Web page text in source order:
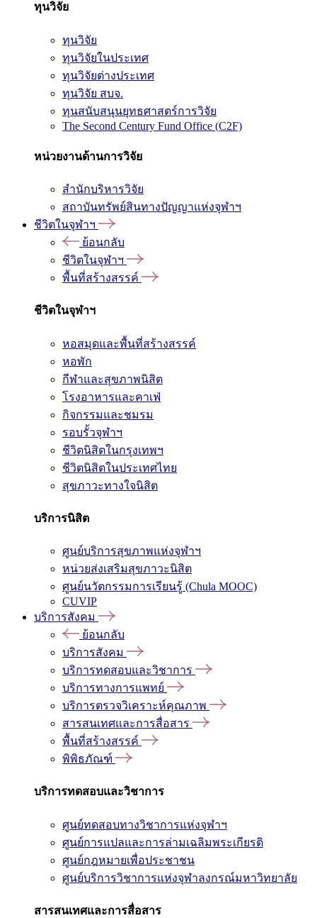
ทุนวิจัย
ทุนวิจัย
ทุนวิจัยในประเทศ
ทุนวิจัยต่างประเทศ
ทุนวิจัย สบจ.
ทุนสนับสนุนยุทธศาสตร์การวิจัย
The Second Century Fund Office (C2F)
หน่วยงานด้านการวิจัย
สำนักบริหารวิจัย
สถาบันทรัพย์สินทางปัญญาแห่งจุฬาฯ
ชีวิตในจุฬาฯ
ย้อนกลับ
ชีวิตในจุฬาฯ
พื้นที่สร้างสรรค์
ชีวิตในจุฬาฯ
หอสมุดและพื้นที่สร้างสรรค์
หอพัก
กีฬาและสุขภาพนิสิต
โรงอาหารและคาเฟ่
กิจกรรมและชมรม
รอบรั้วจุฬาฯ
ชีวิตนิสิตในกรุงเทพฯ
ชีวิตนิสิตในประเทศไทย
สุขภาวะทางใจนิสิต
บริการนิสิต
ศูนย์บริการสุขภาพแห่งจุฬาฯ
หน่วยส่งเสริมสุขภาวะนิสิต
ศูนย์นวัตกรรมการเรียนรู้ (Chula MOOC)
CUVIP
บริการสังคม
ย้อนกลับ
บริการสังคม
บริการทดสอบและวิชาการ
บริการทางการแพทย์
บริการตรวจวิเคราะห์คุณภาพ
สารสนเทศและการสื่อสาร
พื้นที่สร้างสรรค์
พิพิธภัณฑ์
บริการทดสอบและวิชาการ
ศูนย์ทดสอบทางวิชาการแห่งจุฬาฯ
ศูนย์การแปลและการล่ามเฉลิมพระเกียรติ
ศูนย์กฎหมายเพื่อประชาชน
ศูนย์บริการวิชาการแห่งจุฬาลงกรณ์มหาวิทยาลัย
สารสนเทศและการสื่อสาร